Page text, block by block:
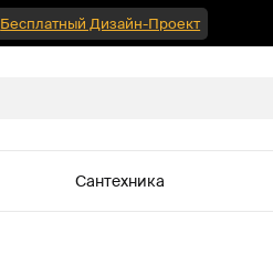
Бесплатный Дизайн-Проект
Сантехника